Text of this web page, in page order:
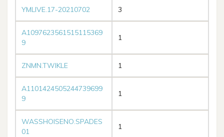
YMLIVE.17-20210702 3
A1097623561515115369
9
1
ZNMN.TWIKLE 1
A1101424505244739699
9
1
WASSHOISENO.SPADES
01
1